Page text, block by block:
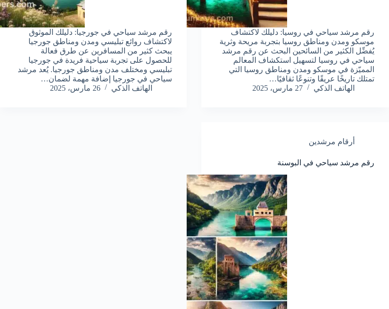
رقم مرشد سياحي في روسيا: دليلك لاكتشاف
موسكو ومدن ومناطق روسيا بتجربة مريحة وثرية
يُفضِّل الكثير من السائحين البحث عن رقم مرشد
سياحي في روسيا لتسهيل استكشاف المعالم
المميّزة في موسكو ومدن ومناطق روسيا التي
تمتلك تاريخًا عريقًا وتنوعًا ثقافيًا…
الهاتف الذكي
27 مارس، 2025
رقم مرشد سياحي في جورجيا: دليلك الموثوق
لاكتشاف روائع تبليسي ومدن ومناطق جورجيا
يبحث كثير من المسافرين عن طرق فعالة
للحصول على تجربة سياحية فريدة في جورجيا
تبليسي ومختلف مدن ومناطق جورجيا. يُعد مرشد
سياحي في جورجيا إضافة مهمة لضمان…
الهاتف الذكي
26 مارس، 2025
أرقام مرشدين
رقم مرشد سياحي في البوسنة